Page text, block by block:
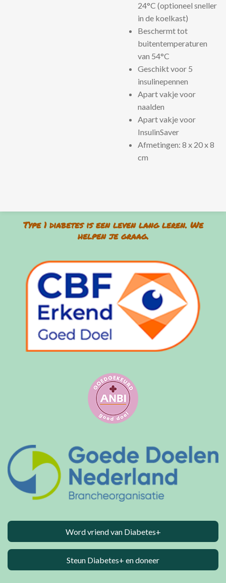
24°C (optioneel sneller
in de koelkast)
Beschermt tot
buitentemperaturen
van 54°C
Geschikt voor 5
insulinepennen
Apart vakje voor
naalden
Apart vakje voor
InsulinSaver
Afmetingen: 8 x 20 x 8
cm
Type 1 diabetes is een leven lang leren. We
helpen je graag.
Word vriend van Diabetes+
Steun Diabetes+ en doneer